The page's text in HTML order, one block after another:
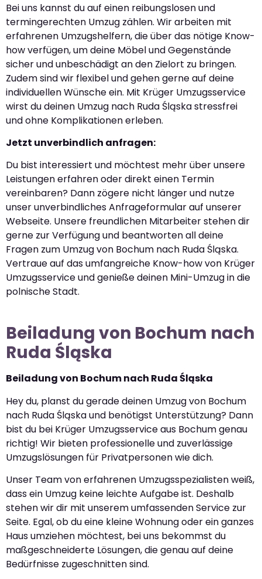
Bei uns kannst du auf einen reibungslosen und
termingerechten Umzug zählen. Wir arbeiten mit
erfahrenen Umzugshelfern, die über das nötige Know-
how verfügen, um deine Möbel und Gegenstände
sicher und unbeschädigt an den Zielort zu bringen.
Zudem sind wir flexibel und gehen gerne auf deine
individuellen Wünsche ein. Mit Krüger Umzugsservice
wirst du deinen Umzug nach Ruda Śląska stressfrei
und ohne Komplikationen erleben.
Jetzt unverbindlich anfragen:
Du bist interessiert und möchtest mehr über unsere
Leistungen erfahren oder direkt einen Termin
vereinbaren? Dann zögere nicht länger und nutze
unser unverbindliches Anfrageformular auf unserer
Webseite. Unsere freundlichen Mitarbeiter stehen dir
gerne zur Verfügung und beantworten all deine
Fragen zum Umzug von Bochum nach Ruda Śląska.
Vertraue auf das umfangreiche Know-how von Krüger
Umzugsservice und genieße deinen Mini-Umzug in die
polnische Stadt.
Beiladung von Bochum nach
Ruda Śląska
Beiladung von Bochum nach Ruda Śląska
Hey du, planst du gerade deinen Umzug von Bochum
nach Ruda Śląska und benötigst Unterstützung? Dann
bist du bei Krüger Umzugsservice aus Bochum genau
richtig! Wir bieten professionelle und zuverlässige
Umzugslösungen für Privatpersonen wie dich.
Unser Team von erfahrenen Umzugsspezialisten weiß,
dass ein Umzug keine leichte Aufgabe ist. Deshalb
stehen wir dir mit unserem umfassenden Service zur
Seite. Egal, ob du eine kleine Wohnung oder ein ganzes
Haus umziehen möchtest, bei uns bekommst du
maßgeschneiderte Lösungen, die genau auf deine
Bedürfnisse zugeschnitten sind.